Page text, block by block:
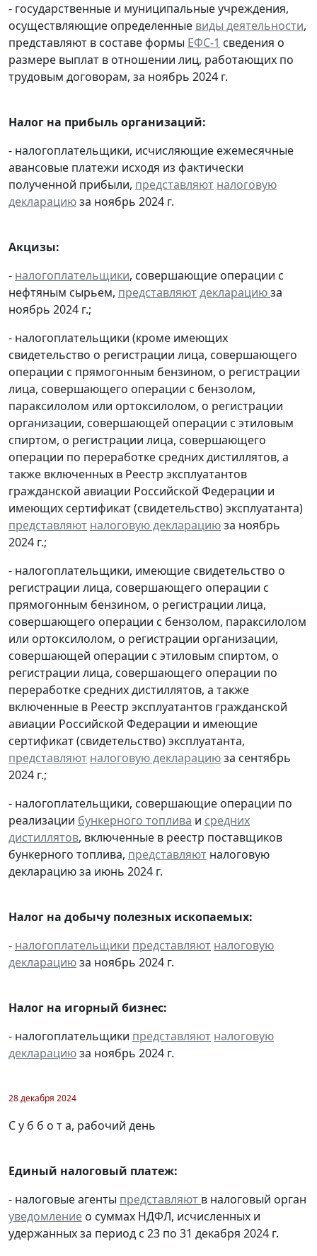
- государственные и муниципальные учреждения,
осуществляющие определенные виды деятельности,
представляют в составе формы ЕФС-1 сведения о
размере выплат в отношении лиц, работающих по
трудовым договорам, за ноябрь 2024 г.
Налог на прибыль организаций:
- налогоплательщики, исчисляющие ежемесячные
авансовые платежи исходя из фактически
полученной прибыли, представляют налоговую
декларациюза ноябрь 2024 г.
Акцизы:
- налогоплательщики, совершающие операции с
нефтяным сырьем, представляютдекларациюза
ноябрь 2024 г.;
- налогоплательщики (кроме имеющих
свидетельство о регистрации лица, совершающего
операции с прямогонным бензином, о регистрации
лица, совершающего операции с бензолом,
параксилолом или ортоксилолом, о регистрации
организации, совершающей операции с этиловым
спиртом, о регистрации лица, совершающего
операции по переработке средних дистиллятов, а
также включенных в Реестр эксплуатантов
гражданской авиации Российской Федерации и
имеющих сертификат (свидетельство) эксплуатанта)
представляют налоговую декларациюза ноябрь
2024 г.;
- налогоплательщики, имеющие свидетельство о
регистрации лица, совершающего операции с
прямогонным бензином, о регистрации лица,
совершающего операции с бензолом, параксилолом
или ортоксилолом, о регистрации организации,
совершающей операции с этиловым спиртом, о
регистрации лица, совершающего операции по
переработке средних дистиллятов, а также
включенные в Реестр эксплуатантов гражданской
авиации Российской Федерации и имеющие
сертификат (свидетельство) эксплуатанта,
представляют налоговую декларациюза сентябрь
2024 г.;
- налогоплательщики, совершающие операции по
реализации бункерного топлива и средних
дистиллятов, включенные в реестр поставщиков
бункерного топлива, представляют налоговую
декларацию за июнь 2024 г.
Налог на добычу полезных ископаемых:
- налогоплательщики представляют налоговую
декларациюза ноябрь 2024 г.
Налог на игорный бизнес:
- налогоплательщики представляют налоговую
декларациюза ноябрь 2024 г.
28 декабря 2024
С у б б о т а, рабочий день
Единый налоговый платеж:
- налоговые агенты представляют в налоговый орган
уведомление о суммах НДФЛ, исчисленных и
удержанных за период с 23 по 31 декабря 2024 г.